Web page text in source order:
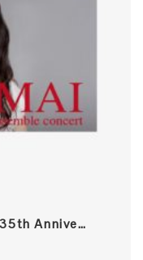
Annive…